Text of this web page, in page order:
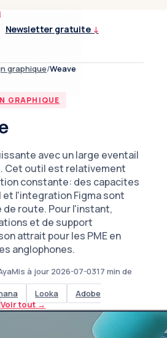
Newsletter gratuite ↓
graphique/Weave
GRAPHIQUE
avec un large eventail
Cet outil est relativement
constante: des capacites
et l'integration Figma sont
de route. Pour l'instant,
et de support
attrait pour les PME en
anglophones.
Mis à jour 2026-07-0317 min de
Looka
Adobe
Voir tout→